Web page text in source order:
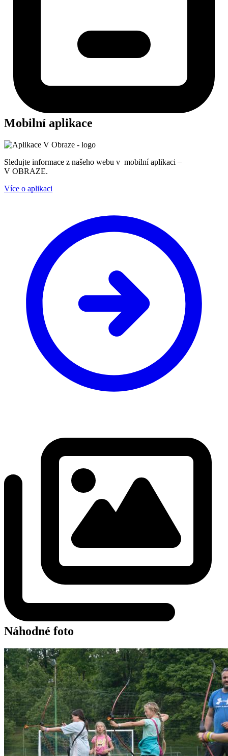
Mobilní aplikace
Sledujte informace z našeho webu v mobilní aplikaci –
V OBRAZE.
Více o aplikaci
Náhodné foto